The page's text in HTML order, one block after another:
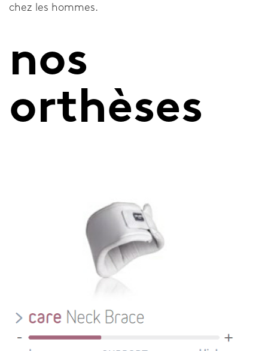
chez les hommes.
nos
orthèses